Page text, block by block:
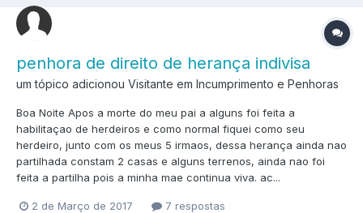
penhora de direito de herança indivisa
um tópico adicionou Visitante em Incumprimento e Penhoras
Boa Noite Apos a morte do meu pai a alguns foi feita a
habilitaçao de herdeiros e como normal fiquei como seu
herdeiro, junto com os meus 5 irmaos, dessa herança ainda nao
partilhada constam 2 casas e alguns terrenos, ainda nao foi
feita a partilha pois a minha mae continua viva. ac...
2 de Março de 2017 7 respostas